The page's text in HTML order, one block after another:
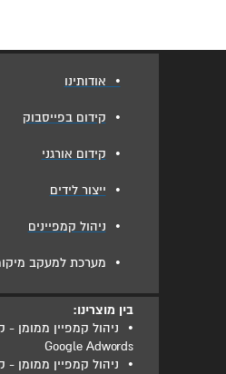
בין מוצרינו:
•
ניהול קמפיין ממומן -
Google Adwords
•
ניהול קמפיין ממומן -
• אודותינו
• קידום בפייסבוק
• קידום אורגני
• ייצור לידים
• ניהול קמפיינים
• מערכת למעקב